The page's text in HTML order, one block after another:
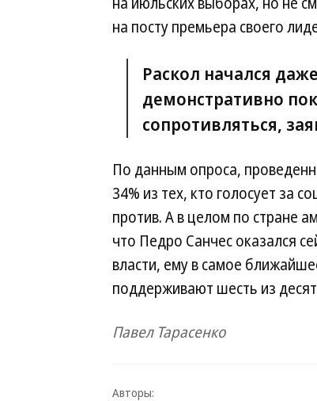
на посту премьера своего
Раскол начался
демонстративно
сопротивляться,
По данным опроса,
34% из тех, кто голосует за
против. А в целом по стране
что Педро Санчес оказался
власти, ему в самое
поддерживают шесть из
Павел Тарасенко
Авторы: